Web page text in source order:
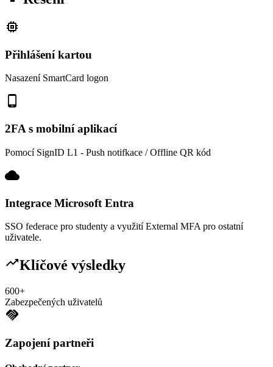
memory
Přihlášení kartou
Nasazení SmartCard logon
phone_android
2FA s mobilní aplikací
Pomocí SignID L1 - Push notifkace / Offline QR kód
cloud
Integrace Microsoft Entra
SSO federace pro studenty a využití External MFA pro ostatní
uživatele.
trending_upKlíčové výsledky
600+
Zabezpečených uživatelů
handshake
Zapojení partneři